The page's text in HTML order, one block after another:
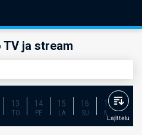
ja stream
13
TO
14
PE
15
LA
16
SU
17
MA
18
Lajittelu